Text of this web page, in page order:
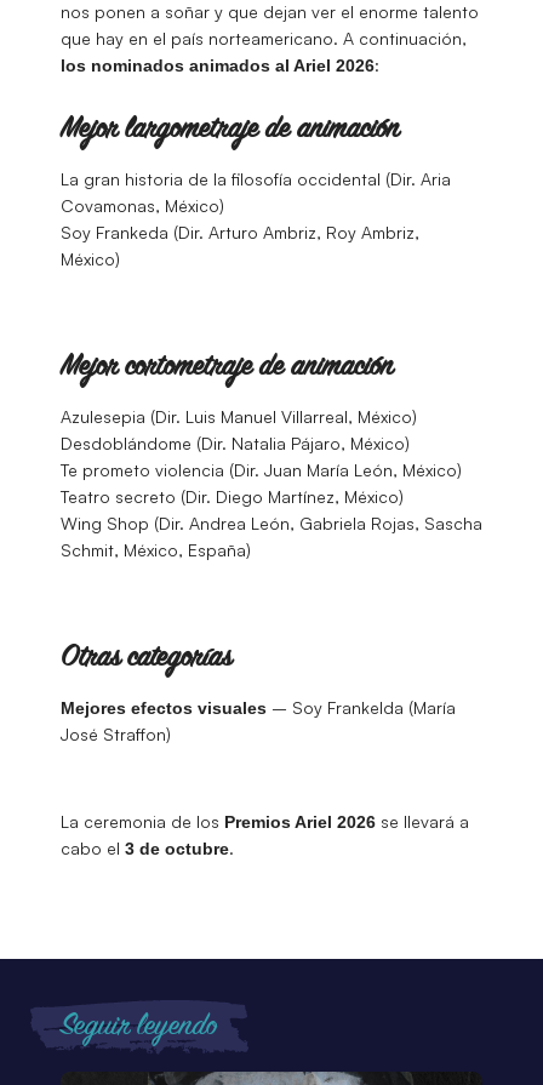
nos ponen a soñar y que dejan ver el enorme talento
que hay en el país norteamericano. A continuación,
los nominados animados al Ariel 2026:
Mejor largometraje de animación
La gran historia de la filosofía occidental (Dir. Aria
Covamonas, México)
Soy Frankeda (Dir. Arturo Ambriz, Roy Ambriz,
México)
Mejor cortometraje de animación
Azulesepia (Dir. Luis Manuel Villarreal, México)
Desdoblándome (Dir. Natalia Pájaro, México)
Te prometo violencia (Dir. Juan María León, México)
Teatro secreto (Dir. Diego Martínez, México)
Wing Shop (Dir. Andrea León, Gabriela Rojas, Sascha
Schmit, México, España)
Otras categorías
Mejores efectos visuales – Soy Frankelda (María
José Straffon)
La ceremonia de los Premios Ariel 2026 se llevará a
cabo el 3 de octubre.
Seguir leyendo